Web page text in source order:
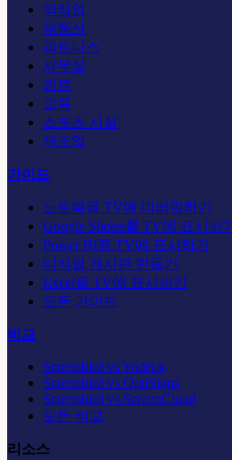
외식업
부동산
피트니스
사무실
의료
교육
스포츠 시설
제조업
가이드
노트북을 TV에 미러링하기
Google Sheets를 TV에 표시하기
Power BI를 TV에 표시하기
디지털 게시판 만들기
Excel을 TV에 표시하기
모든 가이드
비교
Screenbird vs Yodeck
Screenbird vs OptiSigns
Screenbird vs ScreenCloud
모든 비교
리소스